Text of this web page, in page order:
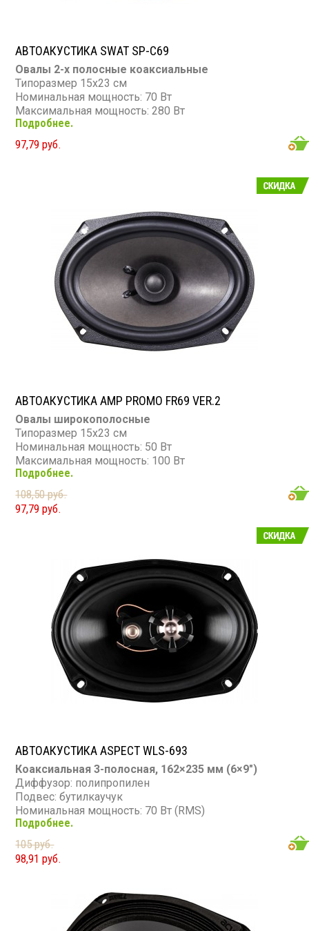
АВТОАКУСТИКА SWAT SP-C69
Овалы 2-х полосные коаксиальные
Типоразмер 15х23 см
Номинальная мощность: 70 Вт
Максимальная мощность: 280 Вт
Диапазон частот: 55 - 20 000 Гц
Чувствительность: 88 дБ
Сопротивление: 4 Ом
Подробнее.
97,79 руб.
АВТОАКУСТИКА AMP PROMO FR69 VER.2
Овалы широкополосные
Типоразмер 15х23 см
Номинальная мощность: 50 Вт
Максимальная мощность: 100 Вт
Диапазон частот: 70 - 18 000 Гц
Чувствительность: 92 дБ
Сопротивление: 3 Ом
Подробнее.
108,50 руб.
97,79 руб.
АВТОАКУСТИКА ASPECT WLS-693
Коаксиальная 3-полосная, 162×235 мм (6×9″)
Диффузор: полипропилен
Подвес: бутилкаучук
Номинальная мощность: 70 Вт (RMS)
Максимальная мощность: 210 Вт
Диапазон частот: 60 – 20 000 Гц
Чувствительность: 91 дБ
Сопротивление: 4 Ом
Супер-твитер: майлар 15 мм
Магнит: ферритовый
Монтажная глубина: 80 мм
Подробнее.
105 руб.
98,91 руб.